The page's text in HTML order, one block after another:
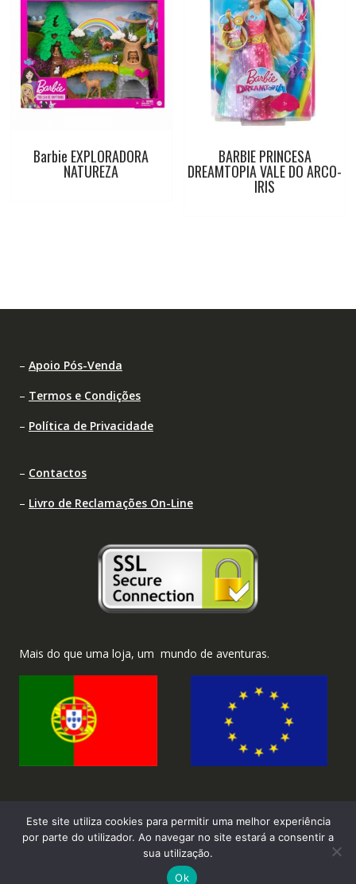
Barbie EXPLORADORA
NATUREZA
BARBIE PRINCESA
DREAMTOPIA VALE DO ARCO-
IRIS
– Apoio Pós-Venda
– Termos e Condições
– Política de Privacidade
– Contactos
– Livro de Reclamações On-Line
Mais do que uma loja, um mundo de aventuras.
2026 ©Brinka.com.pt - Todos os direitos reservados.
Este site utiliza cookies para permitir uma melhor experiência
por parte do utilizador. Ao navegar no site estará a consentir a
sua utilização.
Ok